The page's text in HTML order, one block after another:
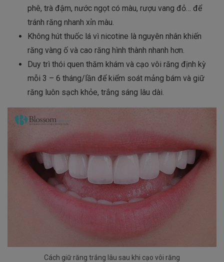
phê, trà đậm, nước ngọt có màu, rượu vang đỏ… để
tránh răng nhanh xỉn màu.
Không hút thuốc lá vì nicotine là nguyên nhân khiến
răng vàng ố và cao răng hình thành nhanh hơn.
Duy trì thói quen thăm khám và cạo vôi răng định kỳ
mỗi 3 – 6 tháng/lần để kiểm soát mảng bám và giữ
răng luôn sạch khỏe, trắng sáng lâu dài.
Cách giữ răng trắng lâu sau khi cạo vôi răng